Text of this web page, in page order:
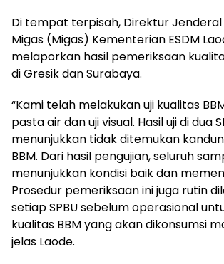
Di tempat terpisah, Direktur Jenderal
Migas (Migas) Kementerian ESDM
melaporkan hasil pemeriksaan
di Gresik dan Surabaya.
“Kami telah melakukan uji kualitas
pasta air dan uji visual. Hasil uji di dua
menunjukkan tidak ditemukan
BBM. Dari hasil pengujian, seluruh
menunjukkan kondisi baik dan
Prosedur pemeriksaan ini juga rutin
setiap SPBU sebelum operasional
kualitas BBM yang akan dikonsumsi
jelas Laode.